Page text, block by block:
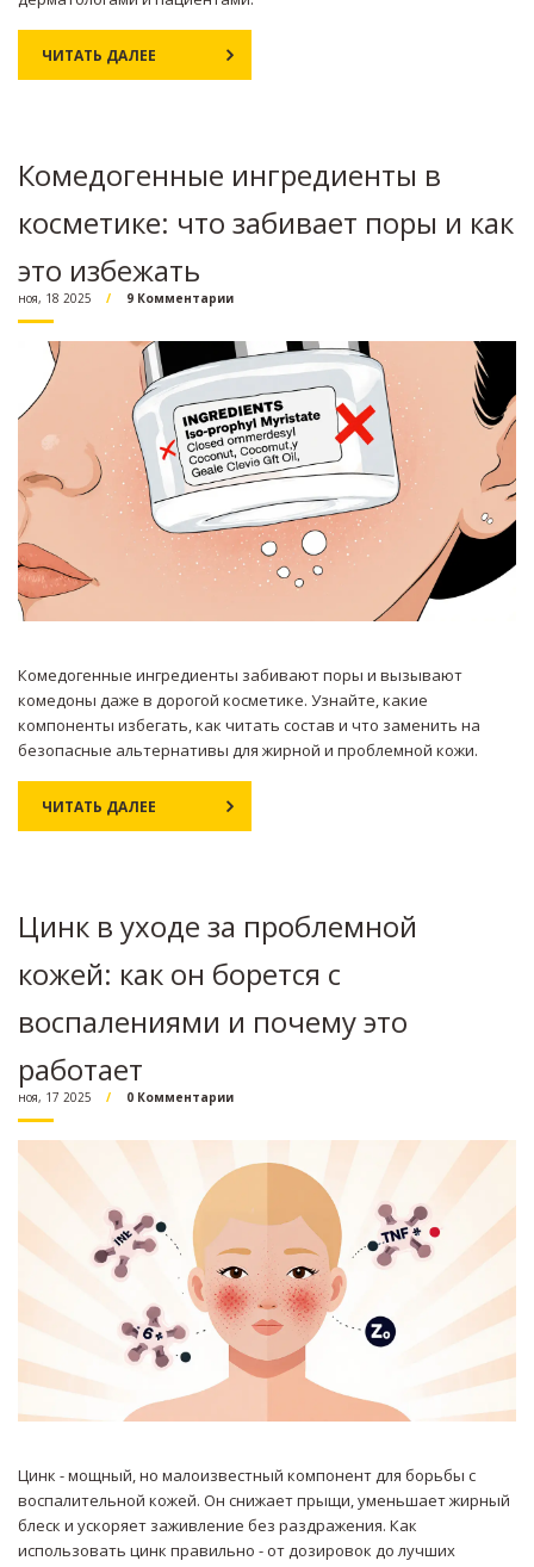
ЧИТАТЬ ДАЛЕЕ
Комедогенные ингредиенты в
косметике: что забивает поры и как
это избежать
ноя, 18 2025 9 Комментарии
Комедогенные ингредиенты забивают поры и вызывают
комедоны даже в дорогой косметике. Узнайте, какие
компоненты избегать, как читать состав и что заменить на
безопасные альтернативы для жирной и проблемной кожи.
ЧИТАТЬ ДАЛЕЕ
Цинк в уходе за проблемной
кожей: как он борется с
воспалениями и почему это
работает
ноя, 17 2025 0 Комментарии
Цинк - мощный, но малоизвестный компонент для борьбы с
воспалительной кожей. Он снижает прыщи, уменьшает жирный
блеск и ускоряет заживление без раздражения. Как
использовать цинк правильно - от дозировок до лучших